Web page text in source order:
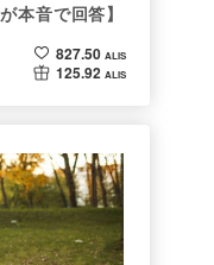
本音で回答】
827.50 ALIS
125.92 ALIS